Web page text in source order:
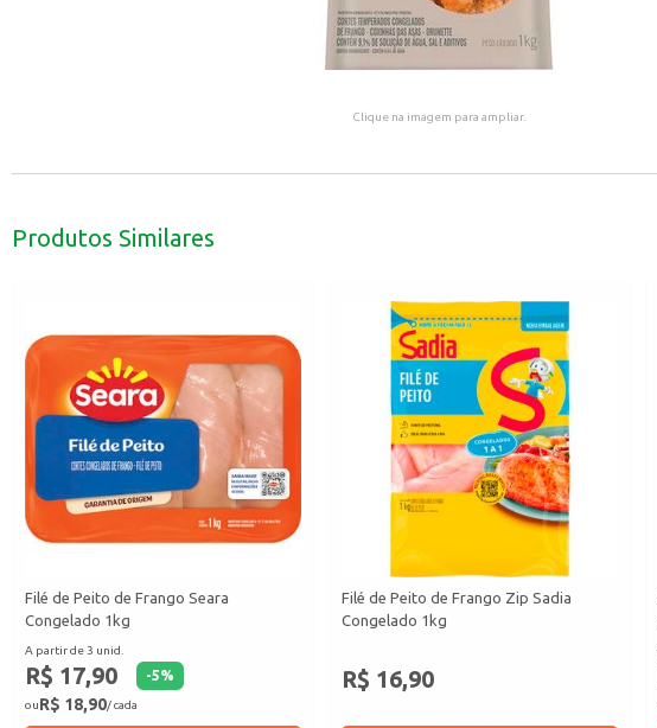
Clique na imagem para ampliar.
Produtos Similares
Filé de Peito de Frango Seara
Congelado 1kg
A partir de 3 unid.
R$ 17,90 -5%
ouR$ 18,90/ cada
Filé de Peito de Frango Zip Sadia
Congelado 1kg
R$ 16,90